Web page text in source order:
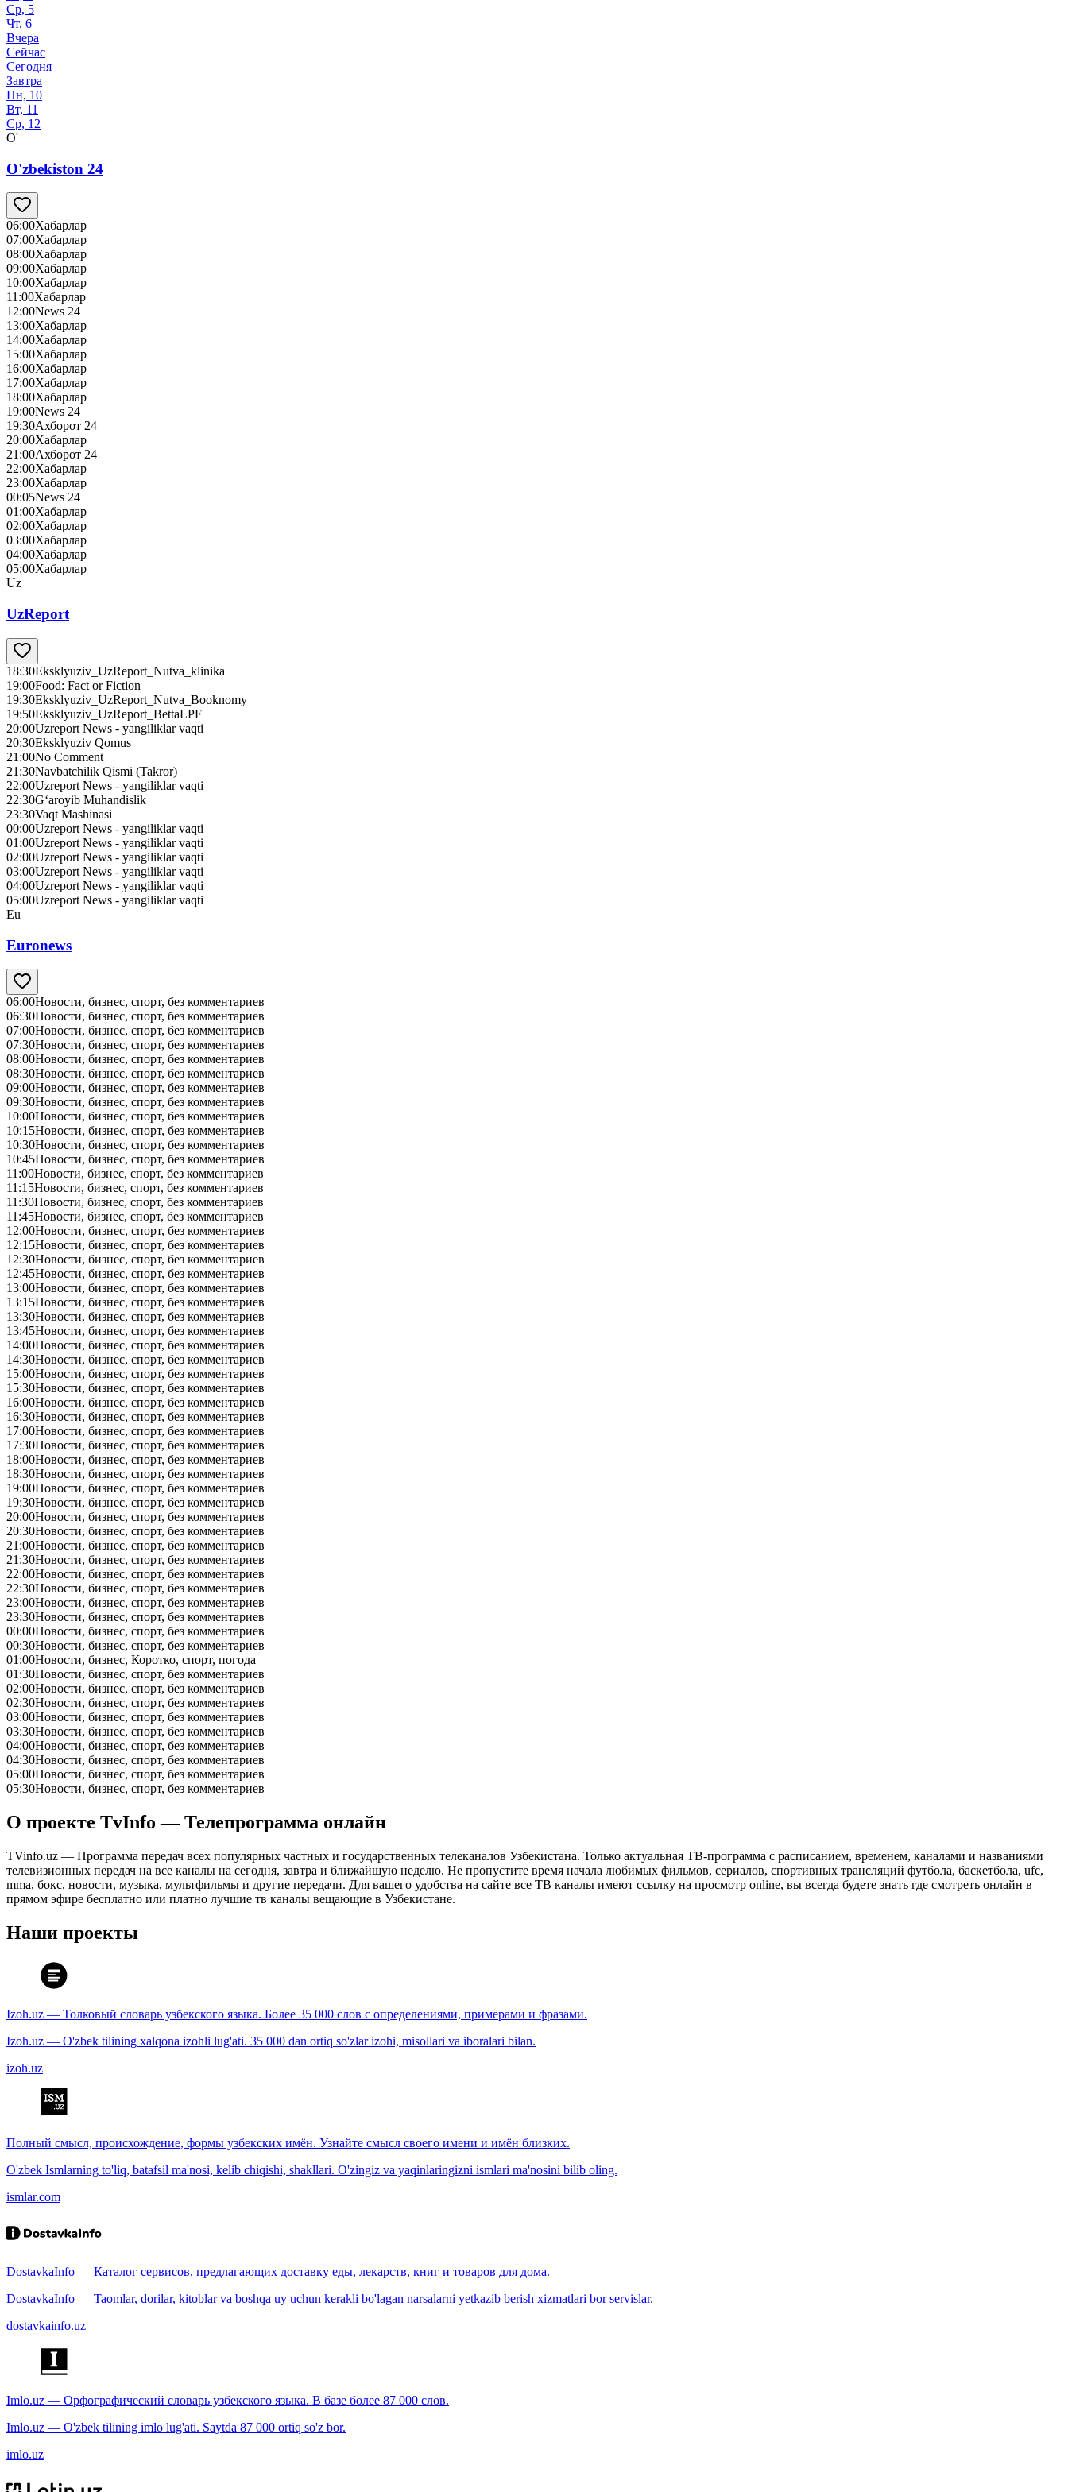
Ср, 5
Чт, 6
Вчера
Сейчас
Сегодня
Завтра
Пн, 10
Вт, 11
Ср, 12
O'
O'zbekiston 24
06:00Хабарлар
07:00Хабарлар
08:00Хабарлар
09:00Хабарлар
10:00Хабарлар
11:00Хабарлар
12:00News 24
13:00Хабарлар
14:00Хабарлар
15:00Хабарлар
16:00Хабарлар
17:00Хабарлар
18:00Хабарлар
19:00News 24
19:30Ахборот 24
20:00Хабарлар
21:00Ахборот 24
22:00Хабарлар
23:00Хабарлар
00:05News 24
01:00Хабарлар
02:00Хабарлар
03:00Хабарлар
04:00Хабарлар
05:00Хабарлар
Uz
UzReport
18:30Eksklyuziv_UzReport_Nutva_klinika
19:00Food: Fact or Fiction
19:30Eksklyuziv_UzReport_Nutva_Booknomy
19:50Eksklyuziv_UzReport_BettaLPF
20:00Uzreport News - yangiliklar vaqti
20:30Eksklyuziv Qomus
21:00No Сomment
21:30Navbatchilik Qismi (Takror)
22:00Uzreport News - yangiliklar vaqti
22:30G‘aroyib Muhandislik
23:30Vaqt Mashinasi
00:00Uzreport News - yangiliklar vaqti
01:00Uzreport News - yangiliklar vaqti
02:00Uzreport News - yangiliklar vaqti
03:00Uzreport News - yangiliklar vaqti
04:00Uzreport News - yangiliklar vaqti
05:00Uzreport News - yangiliklar vaqti
Eu
Euronews
06:00Новости, бизнес, спорт, без комментариев
06:30Новости, бизнес, спорт, без комментариев
07:00Новости, бизнес, спорт, без комментариев
07:30Новости, бизнес, спорт, без комментариев
08:00Новости, бизнес, спорт, без комментариев
08:30Новости, бизнес, спорт, без комментариев
09:00Новости, бизнес, спорт, без комментариев
09:30Новости, бизнес, спорт, без комментариев
10:00Новости, бизнес, спорт, без комментариев
10:15Новости, бизнес, спорт, без комментариев
10:30Новости, бизнес, спорт, без комментариев
10:45Новости, бизнес, спорт, без комментариев
11:00Новости, бизнес, спорт, без комментариев
11:15Новости, бизнес, спорт, без комментариев
11:30Новости, бизнес, спорт, без комментариев
11:45Новости, бизнес, спорт, без комментариев
12:00Новости, бизнес, спорт, без комментариев
12:15Новости, бизнес, спорт, без комментариев
12:30Новости, бизнес, спорт, без комментариев
12:45Новости, бизнес, спорт, без комментариев
13:00Новости, бизнес, спорт, без комментариев
13:15Новости, бизнес, спорт, без комментариев
13:30Новости, бизнес, спорт, без комментариев
13:45Новости, бизнес, спорт, без комментариев
14:00Новости, бизнес, спорт, без комментариев
14:30Новости, бизнес, спорт, без комментариев
15:00Новости, бизнес, спорт, без комментариев
15:30Новости, бизнес, спорт, без комментариев
16:00Новости, бизнес, спорт, без комментариев
16:30Новости, бизнес, спорт, без комментариев
17:00Новости, бизнес, спорт, без комментариев
17:30Новости, бизнес, спорт, без комментариев
18:00Новости, бизнес, спорт, без комментариев
18:30Новости, бизнес, спорт, без комментариев
19:00Новости, бизнес, спорт, без комментариев
19:30Новости, бизнес, спорт, без комментариев
20:00Новости, бизнес, спорт, без комментариев
20:30Новости, бизнес, спорт, без комментариев
21:00Новости, бизнес, спорт, без комментариев
21:30Новости, бизнес, спорт, без комментариев
22:00Новости, бизнес, спорт, без комментариев
22:30Новости, бизнес, спорт, без комментариев
23:00Новости, бизнес, спорт, без комментариев
23:30Новости, бизнес, спорт, без комментариев
00:00Новости, бизнес, спорт, без комментариев
00:30Новости, бизнес, спорт, без комментариев
01:00Новости, бизнес, Коротко, спорт, погода
01:30Новости, бизнес, спорт, без комментариев
02:00Новости, бизнес, спорт, без комментариев
02:30Новости, бизнес, спорт, без комментариев
03:00Новости, бизнес, спорт, без комментариев
03:30Новости, бизнес, спорт, без комментариев
04:00Новости, бизнес, спорт, без комментариев
04:30Новости, бизнес, спорт, без комментариев
05:00Новости, бизнес, спорт, без комментариев
05:30Новости, бизнес, спорт, без комментариев
О проекте TvInfo — Телепрограмма онлайн
TVinfo.uz — Программа передач всех популярных частных и государственных телеканалов Узбекистана. Только актуальная ТВ-программа с расписанием, временем, каналами и названиями
телевизионных передач на все каналы на сегодня, завтра и ближайшую неделю. Не пропустите время начала любимых фильмов, сериалов, спортивных трансляций футбола, баскетбола, ufc,
mma, бокс, новости, музыка, мультфильмы и другие передачи. Для вашего удобства на сайте все ТВ каналы имеют ссылку на просмотр online, вы всегда будете знать где смотреть онлайн в
прямом эфире бесплатно или платно лучшие тв каналы вещающие в Узбекистане.
Наши проекты
Izoh.uz — Толковый словарь узбекского языка. Более 35 000 слов с определениями, примерами и фразами.
Izoh.uz — O'zbek tilining xalqona izohli lug'ati. 35 000 dan ortiq so'zlar izohi, misollari va iboralari bilan.
izoh.uz
Полный смысл, происхождение, формы узбекских имён. Узнайте смысл своего имени и имён близких.
O'zbek Ismlarning to'liq, batafsil ma'nosi, kelib chiqishi, shakllari. O'zingiz va yaqinlaringizni ismlari ma'nosini bilib oling.
ismlar.com
DostavkaInfo — Каталог сервисов, предлагающих доставку еды, лекарств, книг и товаров для дома.
DostavkaInfo — Taomlar, dorilar, kitoblar va boshqa uy uchun kerakli bo'lagan narsalarni yetkazib berish xizmatlari bor servislar.
dostavkainfo.uz
Imlo.uz — Орфографический словарь узбекского языка. В базе более 87 000 слов.
Imlo.uz — O'zbek tilining imlo lug'ati. Saytda 87 000 ortiq so'z bor.
imlo.uz